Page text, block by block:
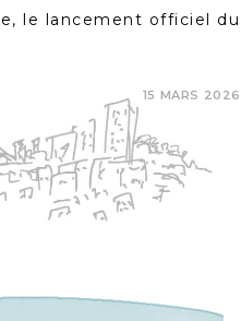
le lancement officiel du
15 MARS 2026